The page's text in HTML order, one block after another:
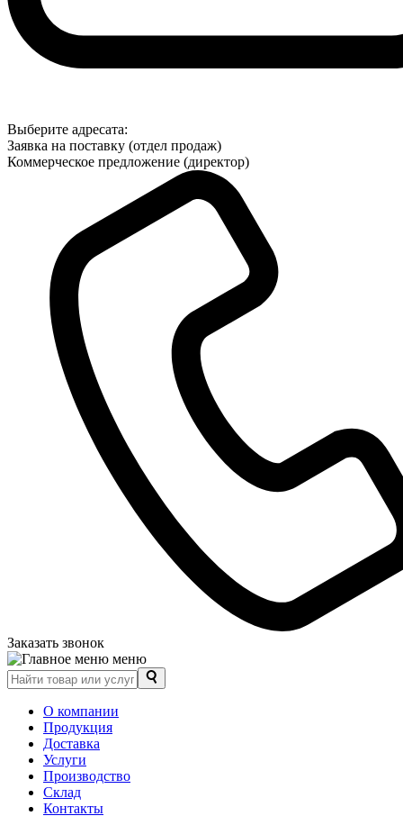
Выберите адресата:
Заявка на поставку (отдел продаж)
Коммерческое предложение (директор)
Заказать звонок
меню
О компании
Продукция
Доставка
Услуги
Производство
Склад
Контакты